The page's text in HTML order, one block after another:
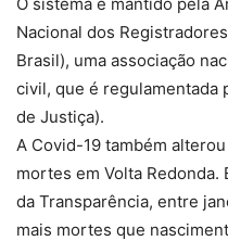
Nacional dos
Brasil), uma associação
civil, que é regulamentada
de Justiça).
A Covid-19 também
mortes em Volta Redonda.
da Transparência, entre
mais mortes que